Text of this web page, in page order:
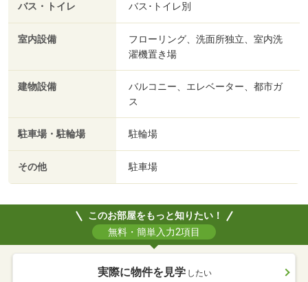
バス・トイレ バス･トイレ別
室内設備
フローリング、洗面所独立、室内洗
濯機置き場
建物設備
バルコニー、エレベーター、都市ガ
ス
駐車場・駐輪場 駐輪場
その他 駐車場
このお部屋をもっと知りたい！
無料・簡単入力2項目
実際に物件を見学 したい